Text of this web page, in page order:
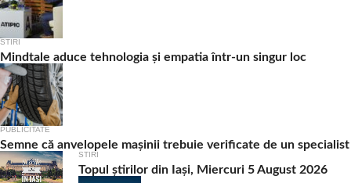
STIRI
Mindtale aduce tehnologia și empatia într-un singur loc
PUBLICITATE
Semne că anvelopele mașinii trebuie verificate de un specialist
STIRI
Topul știrilor din Iași, Miercuri 5 August 2026